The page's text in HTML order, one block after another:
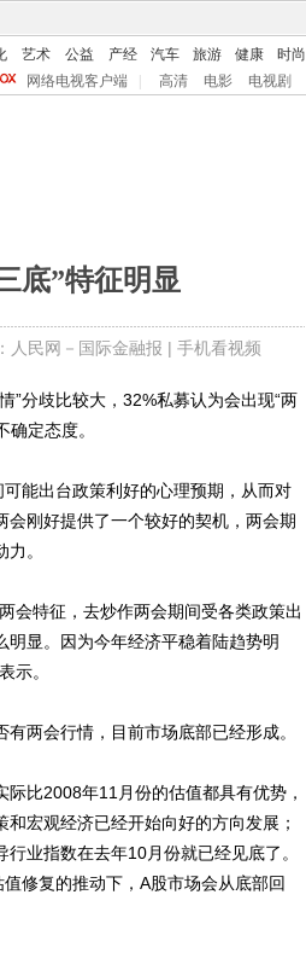
艺术 公益 产经 汽车 旅游 健康 时尚
网络电视客户端 高清 电影 电视剧
底”特征明显
人民网－国际金融报 | 手机看视频
分歧比较大，32%私募认为会出现“两
定态度。
能出台政策利好的心理预期，从而对
刚好提供了一个较好的契机，两会期
。
特征，去炒作两会期间受各类政策出
显。因为今年经济平稳着陆趋势明
示。
两会行情，目前市场底部已经形成。
比2008年11月份的估值都具有优势，
宏观经济已经开始向好的方向发展；
业指数在去年10月份就已经见底了。
修复的推动下，A股市场会从底部回